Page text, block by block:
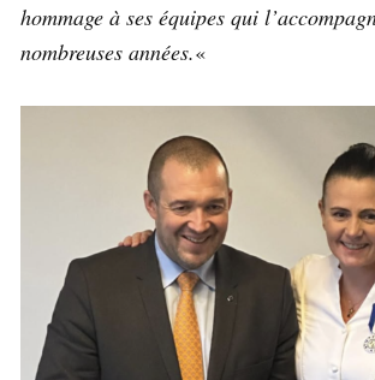
hommage à ses équipes qui
nombreuses années.«